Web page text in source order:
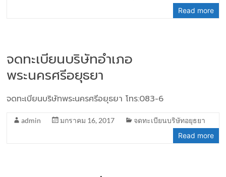
Read more
จดทะเบียนบริษัทอำเภอ
พระนครศรีอยุธยา
จดทะเบียนบริษัทพระนครศรีอยุธยา โทร:083-6
admin มกราคม 16, 2017
จดทะเบียนบริษัทอยุธยา
Read more